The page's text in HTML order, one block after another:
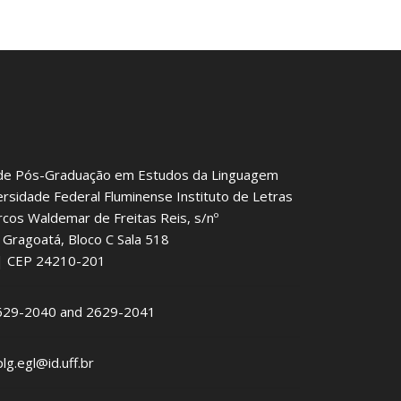
Pós-Graduação em Estudos da Linguagem
Federal Fluminense Instituto de Letras
Waldemar de Freitas Reis, s/nº
Bloco C Sala 518
CEP 24210-201
2040 and 2629-2041